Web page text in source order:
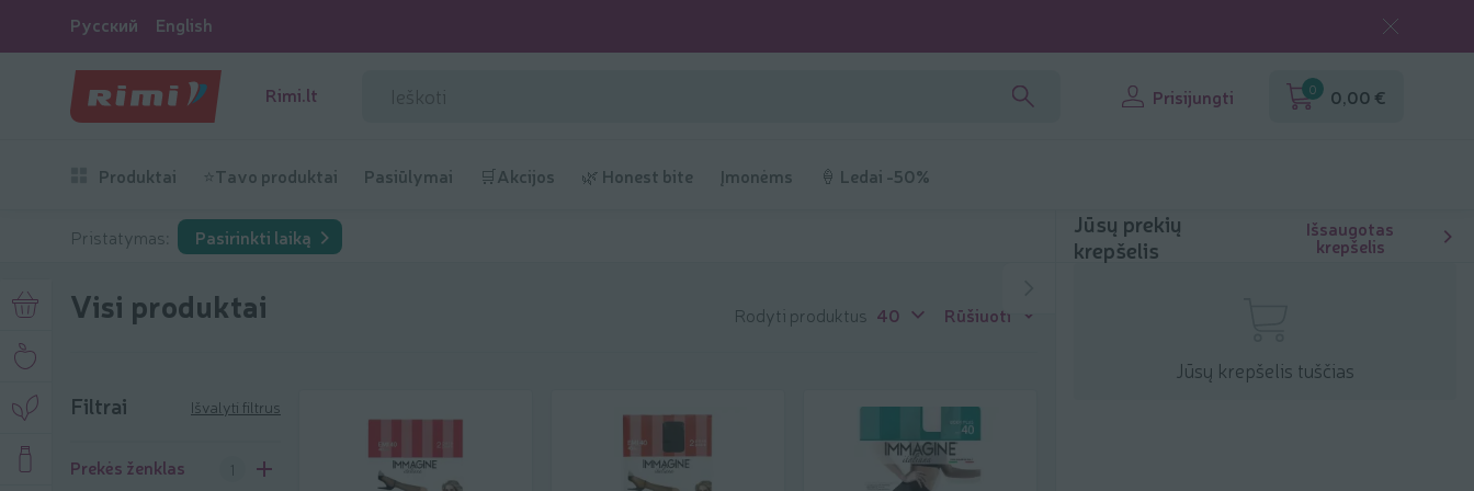
Русский English
Rimi.lt Prisijungti 0 0,00 €
Produktai ⭐Tavo produktai Pasiūlymai 🛒Akcijos 🌿 Honest bite Įmonėms 🍦 Ledai -50%
Pristatymas: Pasirinkti laiką
Visi produktai Rodyti produktus 40 Rūšiuoti
Filtrai Išvalyti filtrus
Prekės ženklas 1
Jūsų prekių
krepšelis
Išsaugotas
krepšelis
Jūsų krepšelis tuščias